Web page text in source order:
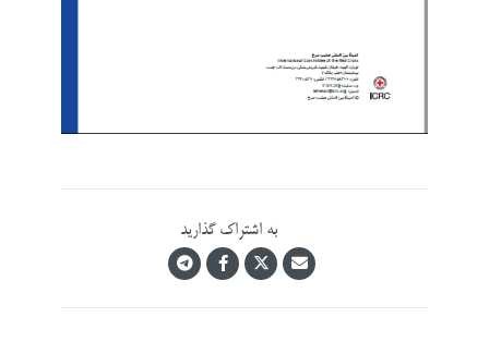
به اشتراک گذارید